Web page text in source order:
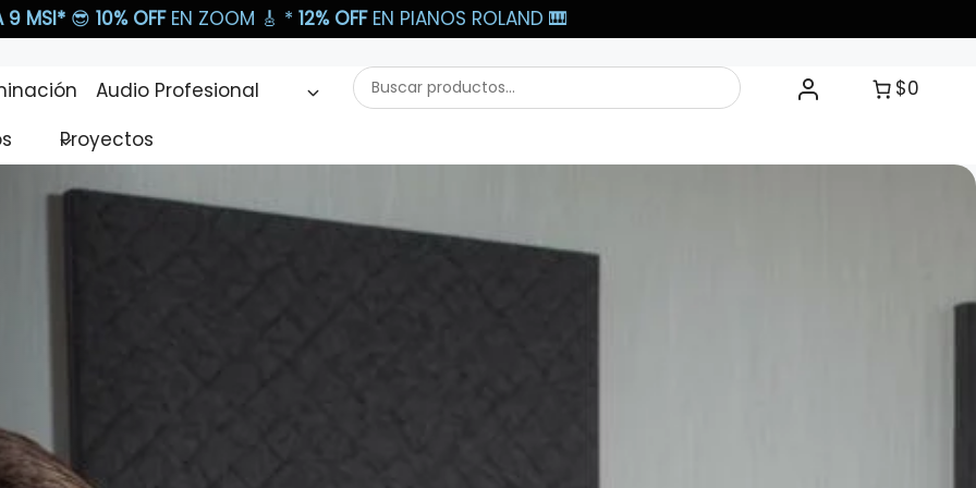
9 MSI* 😎 10% OFF EN ZOOM 🎸​ * 12% OFFEN PIANOS ROLAND 🎹​
Audio Profesional
Proyectos
Buscar
productos...
$0